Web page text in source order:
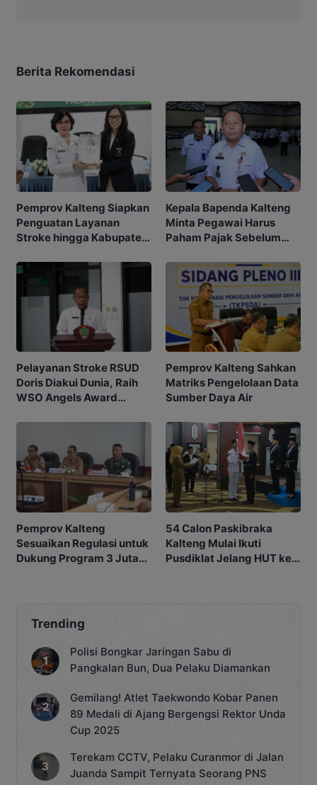
Berita Rekomendasi
Pemprov Kalteng Siapkan
Penguatan Layanan
Stroke hingga Kabupaten
Kepala Bapenda Kalteng
Minta Pegawai Harus
Paham Pajak Sebelum
Pelayanan Stroke RSUD
Doris Diakui Dunia, Raih
WSO Angels Award
Pemprov Kalteng Sahkan
Matriks Pengelolaan Data
Sumber Daya Air
Pemprov Kalteng
Sesuaikan Regulasi untuk
Dukung Program 3 Juta
54 Calon Paskibraka
Kalteng Mulai Ikuti
Pusdiklat Jelang HUT ke-
Trending
Polisi Bongkar Jaringan Sabu di
Pangkalan Bun, Dua Pelaku Diamankan
Gemilang! Atlet Taekwondo Kobar Panen
89 Medali di Ajang Bergengsi Rektor Unda
Cup 2025
Terekam CCTV, Pelaku Curanmor di Jalan
Juanda Sampit Ternyata Seorang PNS